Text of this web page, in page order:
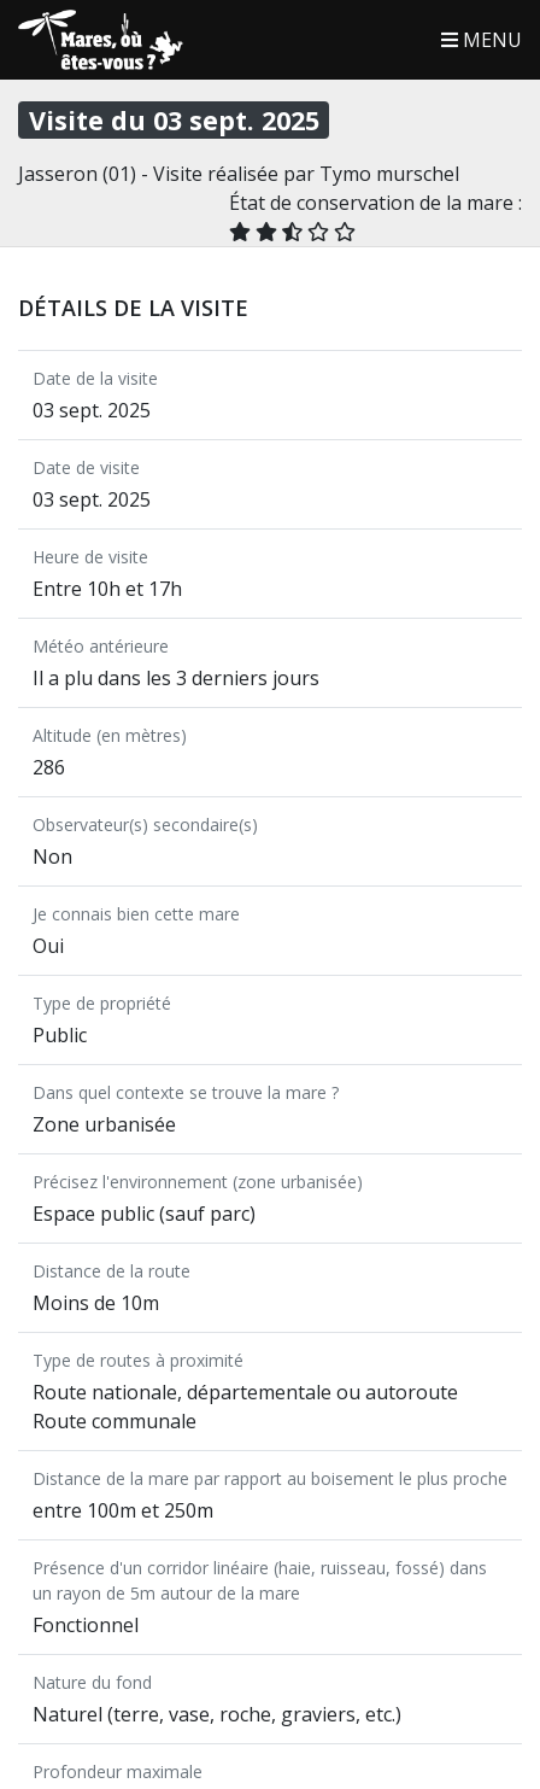
MENU
Visite du 03 sept. 2025
Jasseron (01) - Visite réalisée par Tymo murschel
État de conservation de la mare :
DÉTAILS DE LA VISITE
Date de la visite
03 sept. 2025
Date de visite
03 sept. 2025
Heure de visite
Entre 10h et 17h
Météo antérieure
Il a plu dans les 3 derniers jours
Altitude (en mètres)
286
Observateur(s) secondaire(s)
Non
Je connais bien cette mare
Oui
Type de propriété
Public
Dans quel contexte se trouve la mare ?
Zone urbanisée
Précisez l'environnement (zone urbanisée)
Espace public (sauf parc)
Distance de la route
Moins de 10m
Type de routes à proximité
Route nationale, départementale ou autoroute
Route communale
Distance de la mare par rapport au boisement le plus proche
entre 100m et 250m
Présence d'un corridor linéaire (haie, ruisseau, fossé) dans
un rayon de 5m autour de la mare
Fonctionnel
Nature du fond
Naturel (terre, vase, roche, graviers, etc.)
Profondeur maximale